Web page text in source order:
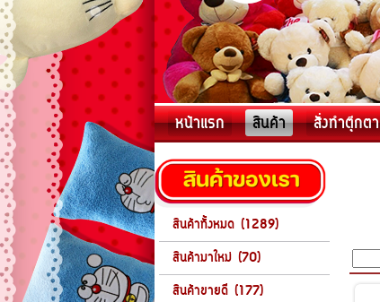
หน้าแรก สินค้า สั่งทำตุ๊กตา
สินค้าทั้งหมด (1289)
สินค้ามาใหม่ (70)
สินค้าขายดี (177)